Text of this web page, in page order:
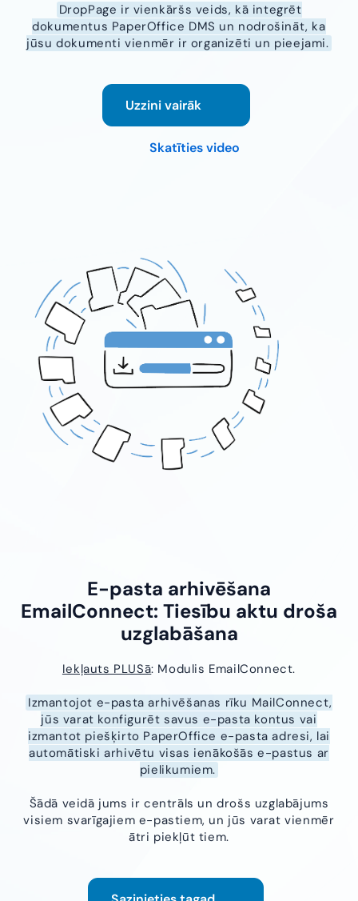
DropPage ir vienkāršs veids, kā integrēt
dokumentus PaperOffice DMS un nodrošināt, ka
jūsu dokumenti vienmēr ir organizēti un pieejami.
Uzzini vairāk
Skatīties video
E-pasta arhivēšana
EmailConnect: Tiesību aktu droša
uzglabāšana
Iekļauts PLUSā: Modulis EmailConnect.
Izmantojot e-pasta arhivēšanas rīku MailConnect,
jūs varat konfigurēt savus e-pasta kontus vai
izmantot piešķirto PaperOffice e-pasta adresi, lai
automātiski arhivētu visas ienākošās e-pastus ar
pielikumiem.
Šādā veidā jums ir centrāls un drošs uzglabājums
visiem svarīgajiem e-pastiem, un jūs varat vienmēr
ātri piekļūt tiem.